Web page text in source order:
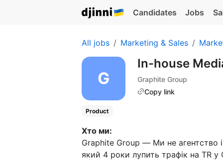
Candidates Jobs
All jobs Marketing & Sales
In-house
Graphite Group
Copy link
Product
Хто ми:
Graphite Group — Ми не агентство
який 4 роки лупить трафік на TR